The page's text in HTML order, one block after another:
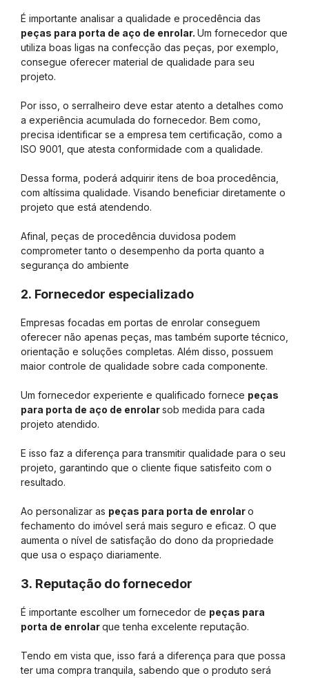
É importante analisar a qualidade e procedência das
peças para porta de aço de enrolar. Um fornecedor que
utiliza boas ligas na confecção das peças, por exemplo,
consegue oferecer material de qualidade para seu
projeto.
Por isso, o serralheiro deve estar atento a detalhes como
a experiência acumulada do fornecedor. Bem como,
precisa identificar se a empresa tem certificação, como a
ISO 9001, que atesta conformidade com a qualidade.
Dessa forma, poderá adquirir itens de boa procedência,
com altíssima qualidade. Visando beneficiar diretamente o
projeto que está atendendo.
Afinal, peças de procedência duvidosa podem
comprometer tanto o desempenho da porta quanto a
segurança do ambiente
2. Fornecedor especializado
Empresas focadas em portas de enrolar conseguem
oferecer não apenas peças, mas também suporte técnico,
orientação e soluções completas. Além disso, possuem
maior controle de qualidade sobre cada componente.
Um fornecedor experiente e qualificado fornece peças
para porta de aço de enrolarsob medida para cada
projeto atendido.
E isso faz a diferença para transmitir qualidade para o seu
projeto, garantindo que o cliente fique satisfeito com o
resultado.
Ao personalizar as peças para porta de enrolaro
fechamento do imóvel será mais seguro e eficaz. O que
aumenta o nível de satisfação do dono da propriedade
que usa o espaço diariamente.
3. Reputação do fornecedor
É importante escolher um fornecedor de peças para
porta de enrolarque tenha excelente reputação.
Tendo em vista que, isso fará a diferença para que possa
ter uma compra tranquila, sabendo que o produto será